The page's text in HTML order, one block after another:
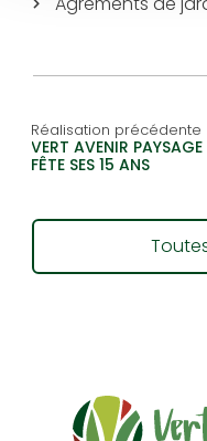
Réalisation précédente
VERT AVENIR PAYSAGE
FÊTE SES 15 ANS